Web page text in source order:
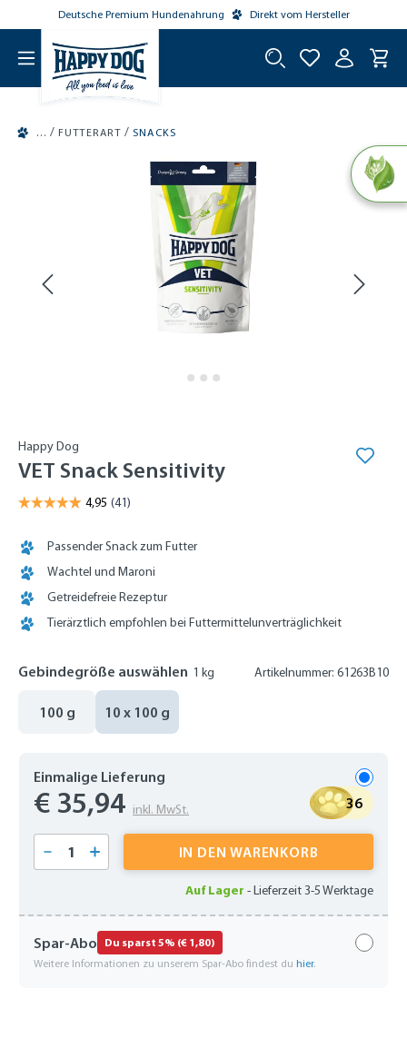
springen
Deutsche Premium Hundenahrung Direkt vom Hersteller
/ FUTTERART / SNACKS
Happy Dog
VET Snack Sensitivity
Passender Snack zum Futter
Wachtel und Maroni
Getreidefreie Rezeptur
Tierärztlich empfohlen bei Futtermittelunverträglichkeit
Gebindegröße auswählen 1 kg Artikelnummer: 61263B10
100 g 10 x 100 g
Einmalige Lieferung
€ 35,94 inkl. MwSt. 36
Produkt Anzahl: Gib den gewünschten
IN DEN WARENKORB
Auf Lager -Lieferzeit 3-5 Werktage
Spar-Abo Du sparst 5% (€ 1,80)
Weitere Informationen zu unserem Spar-Abo findest du hier.